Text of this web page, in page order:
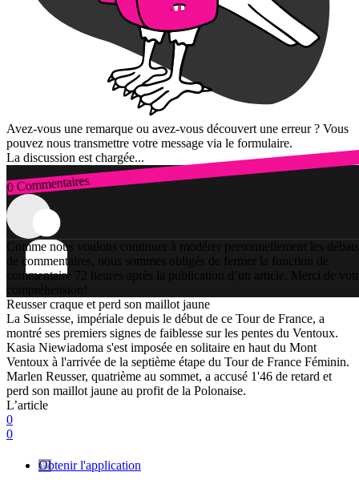
Avez-vous une remarque ou avez-vous découvert une erreur ? Vous
pouvez nous transmettre votre message via le formulaire.
La discussion est chargée...
0 Commentaires
Connexion
Comme nous voulons continuer à modérer personnellement les débats
de commentaires, nous sommes obligés de fermer la fonction de
commentaire 72 heures après la publication d’un article. Merci de
compréhension!
Reusser craque et perd son maillot jaune
La Suissesse, impériale depuis le début de ce Tour de France, a
montré ses premiers signes de faiblesse sur les pentes du Ventoux.
Kasia Niewiadoma s'est imposée en solitaire en haut du Mont
Ventoux à l'arrivée de la septième étape du Tour de France Féminin.
Marlen Reusser, quatrième au sommet, a accusé 1'46 de retard et
perd son maillot jaune au profit de la Polonaise.
L’article
0
0
Obtenir l'application